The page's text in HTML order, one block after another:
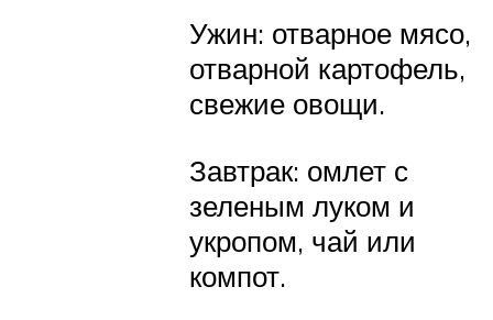
Ужин: отварное мясо,
отварной картофель,
свежие овощи.
Завтрак: омлет с
зеленым луком и
укропом, чай или
компот.